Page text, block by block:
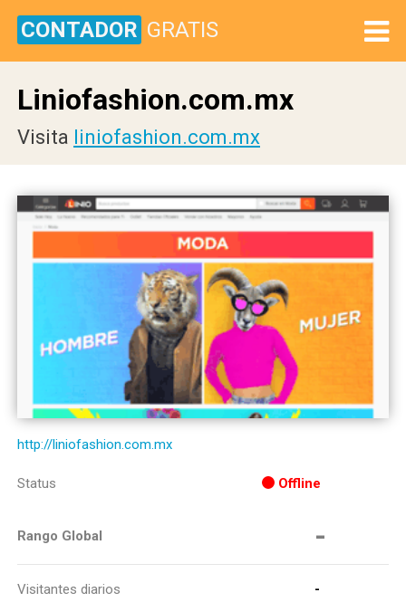
CONTADOR GRATIS
Liniofashion.com.mx
Visita liniofashion.com.mx
http://liniofashion.com.mx
Status Offline
Rango Global -
Visitantes diarios
-